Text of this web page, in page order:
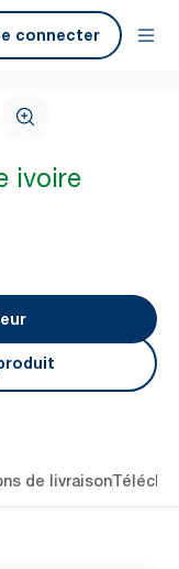
connecter
ivoire
de livraison